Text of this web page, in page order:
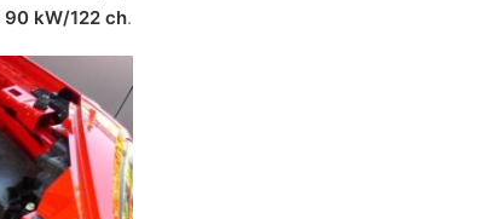
90 kW/122 ch.